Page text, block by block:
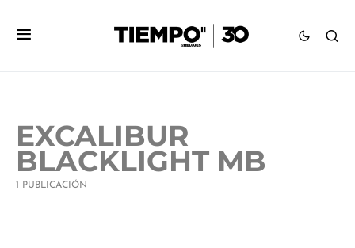
EXCALIBUR
BLACKLIGHT MB
1 PUBLICACIÓN